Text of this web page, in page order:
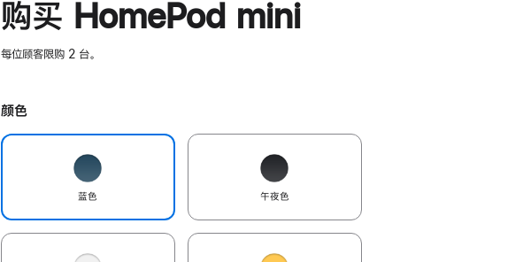
购买 HomePod mini
每位顾客限购 2 台。
颜色
蓝色 午夜色